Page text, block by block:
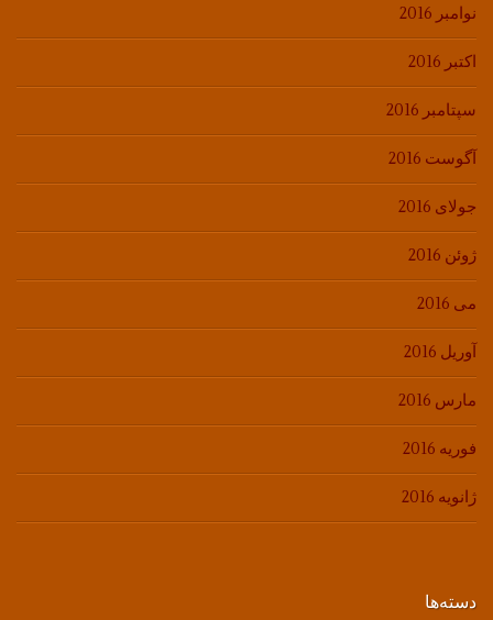
نوامبر 2016
اکتبر 2016
سپتامبر 2016
آگوست 2016
جولای 2016
ژوئن 2016
می 2016
آوریل 2016
مارس 2016
فوریه 2016
ژانویه 2016
دسته‌ها